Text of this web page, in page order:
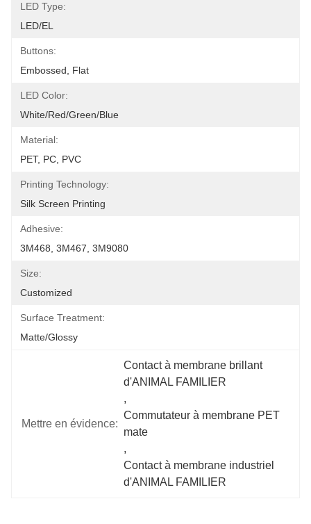
LED Type:
LED/EL
Buttons:
Embossed, Flat
LED Color:
White/Red/Green/Blue
Material:
PET, PC, PVC
Printing Technology:
Silk Screen Printing
Adhesive:
3M468, 3M467, 3M9080
Size:
Customized
Surface Treatment:
Matte/Glossy
Mettre en évidence:
Contact à membrane brillant
d'ANIMAL FAMILIER
,
Commutateur à membrane PET
mate
,
Contact à membrane industriel
d'ANIMAL FAMILIER